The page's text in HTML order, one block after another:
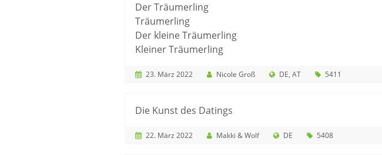
Der Träumerling
Träumerling
Der kleine Träumerling
Kleiner Träumerling
23. März 2022 Nicole Groß DE AT 5411
Die Kunst des Datings
22. März 2022 Makki & Wolf DE 5408